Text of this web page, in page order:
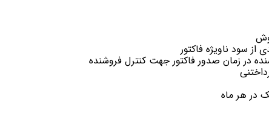
سود ناویژه فاکتور
در زمان صدور فاکتور جهت کنترل فروشنده
در هر ماه